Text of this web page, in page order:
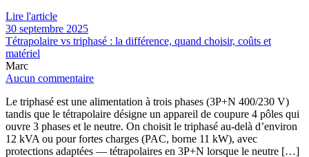
Lire l'article
30 septembre 2025
Tétrapolaire vs triphasé : la différence, quand choisir, coûts et
matériel
Marc
Aucun commentaire
Le triphasé est une alimentation à trois phases (3P+N 400/230 V)
tandis que le tétrapolaire désigne un appareil de coupure 4 pôles qui
ouvre 3 phases et le neutre. On choisit le triphasé au‑delà d’environ
12 kVA ou pour fortes charges (PAC, borne 11 kW), avec
protections adaptées — tétrapolaires en 3P+N lorsque le neutre […]